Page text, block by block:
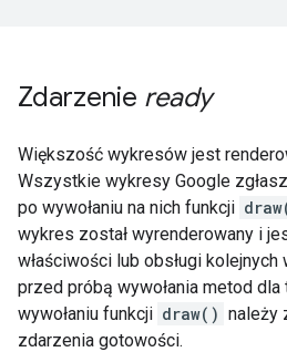
Zdarzenie ready
Większość wykresów jest
Wszystkie wykresy Google
po wywołaniu na nich funkcji
wykres został wyrenderowany i
właściwości lub obsługi
przed próbą wywołania metod
wywołaniu funkcji draw() należy
zdarzenia gotowości.